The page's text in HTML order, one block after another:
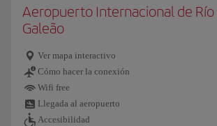
Aeropuerto Internacional de Río
Galeão
Ver mapa interactivo
Cómo hacer la conexión
Wifi free
Llegada al aeropuerto
Accesibilidad